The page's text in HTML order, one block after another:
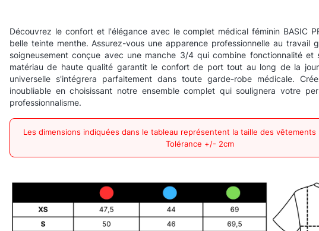
Découvrez le confort et l'élégance avec le complet médical féminin BASIC
belle teinte menthe. Assurez-vous une apparence professionnelle au travail
soigneusement conçue avec une manche 3/4 qui combine fonctionnalité et
matériau de haute qualité garantit le confort de port tout au long de la
universelle s'intégrera parfaitement dans toute garde-robe médicale.
inoubliable en choisissant notre ensemble complet qui soulignera votre
professionnalisme.
Les dimensions indiquées dans le tableau représentent la taille des vêtements
Tolérance +/- 2cm